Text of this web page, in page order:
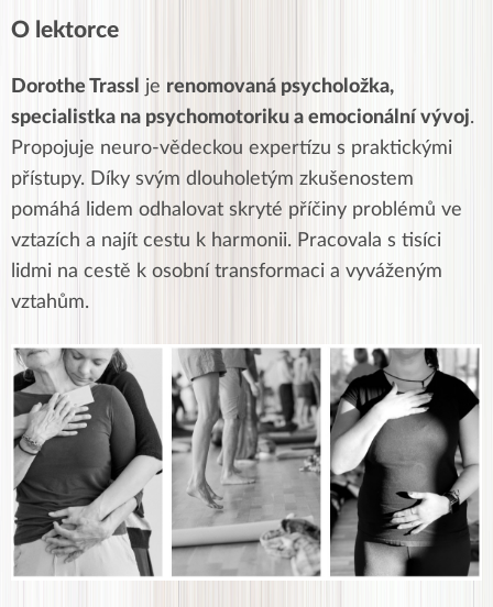
O lektorce
Dorothe Trassl je renomovaná psycholožka,
specialistka na psychomotoriku a emocionální vývoj.
Propojuje neuro-vědeckou expertízu s praktickými
přístupy. Díky svým dlouholetým zkušenostem
pomáhá lidem odhalovat skryté příčiny problémů ve
vztazích a najít cestu k harmonii. Pracovala s tisíci
lidmi na cestě k osobní transformaci a vyváženým
vztahům.